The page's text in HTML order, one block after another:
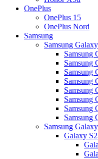
OnePlus
OnePlus 15
OnePlus Nord
Samsung
Samsung
Samsung
Samsung
Samsung
Samsung
Samsung
Samsung
Samsung
Samsung
Samsung
Galaxy